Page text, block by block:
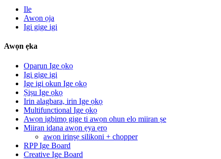
Ile
Awọn ọja
Igi gige igi
Awọn ẹka
Oparun Ige ọkọ
Igi gige igi
Ige igi okun Ige ọkọ
Ṣiṣu Ige ọkọ
Irin alagbara, irin Ige ọkọ
Multifunctional Ige ọkọ
Awọn igbimọ gige ti awọn ohun elo miiran ṣe
Miiran idana awọn ẹya ẹrọ
awọn irinṣẹ silikoni + chopper
RPP Ige Board
Creative Ige Board